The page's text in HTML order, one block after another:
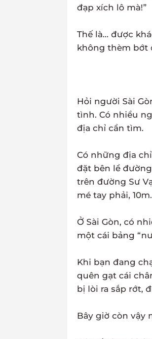
đạp xích lô mà!”
Thế là... được
không thèm bớt
Hỏi người Sài
tình. Có nhiều
địa chỉ cần tìm.
Có những địa
đặt bên lề
trên đường Sư
mé tay phải,
Ở Sài Gòn, có
một cái bảng
Khi bạn đang
quên gạt cái
bị lòi ra sắp rớt,
Bây giờ còn vậy